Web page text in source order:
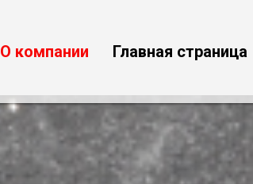
О компании Главная страница